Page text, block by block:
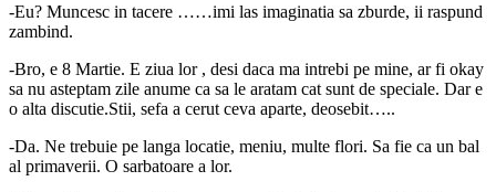
-Eu? Muncesc in tacere ……imi las imaginatia sa zburde, ii raspund
zambind.
-Bro, e 8 Martie. E ziua lor , desi daca ma intrebi pe mine, ar fi okay
sa nu asteptam zile anume ca sa le aratam cat sunt de speciale. Dar e
o alta discutie.Stii, sefa a cerut ceva aparte, deosebit…..
-Da. Ne trebuie pe langa locatie, meniu, multe flori. Sa fie ca un bal
al primaverii. O sarbatoare a lor.